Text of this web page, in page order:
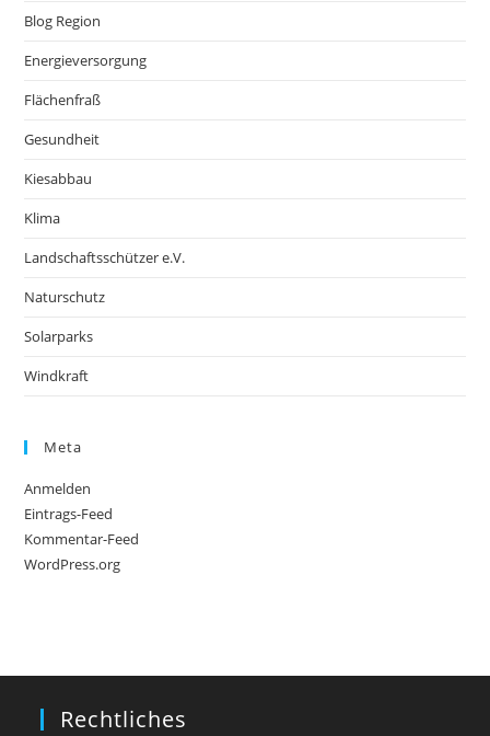
Blog Region
Energieversorgung
Flächenfraß
Gesundheit
Kiesabbau
Klima
Landschaftsschützer e.V.
Naturschutz
Solarparks
Windkraft
Meta
Anmelden
Eintrags-Feed
Kommentar-Feed
WordPress.org
Rechtliches